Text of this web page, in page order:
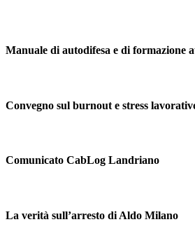
Manuale di autodifesa e di formazione
Convegno sul burnout e stress
Comunicato CabLog Landriano
La verità sull’arresto di Aldo Milano